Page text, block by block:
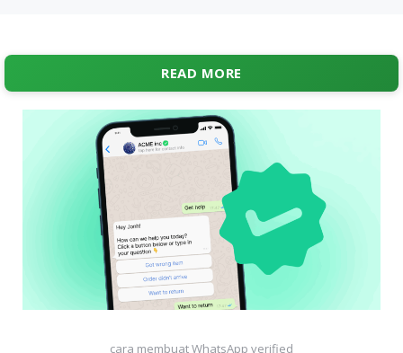
READ MORE
cara membuat WhatsApp verified